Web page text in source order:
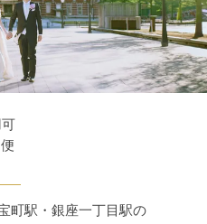
町駅・銀座一丁目駅の